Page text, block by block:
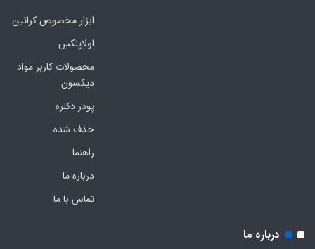
ابزار مخصوص کراتین
اولاپلکس
محصولات کاربر مواد
دیکسون
پودر دکلره
حذف شده
راهنما
درباره ما
تماس با ما
درباره ما